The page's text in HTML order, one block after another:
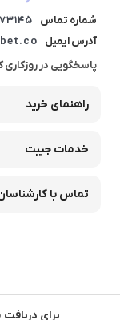
شماره تماس
آدرس ایمیل
پاسخگویی در روزکاری کاری
راهنمای خرید
خدمات جیبت
تماس با
برای